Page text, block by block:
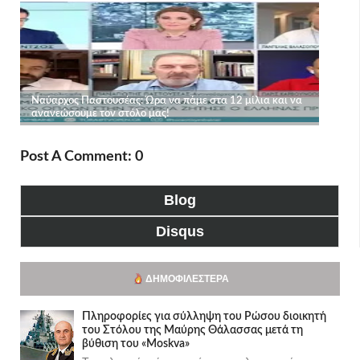
Post A Comment: 0
Blog
Disqus
ΔΗΜΟΦΙΛΈΣΤΕΡΑ
Πληροφορίες για σύλληψη του Ρώσου διοικητή
του Στόλου της Mαύρης Θάλασσας μετά τη
βύθιση του «Moskva»